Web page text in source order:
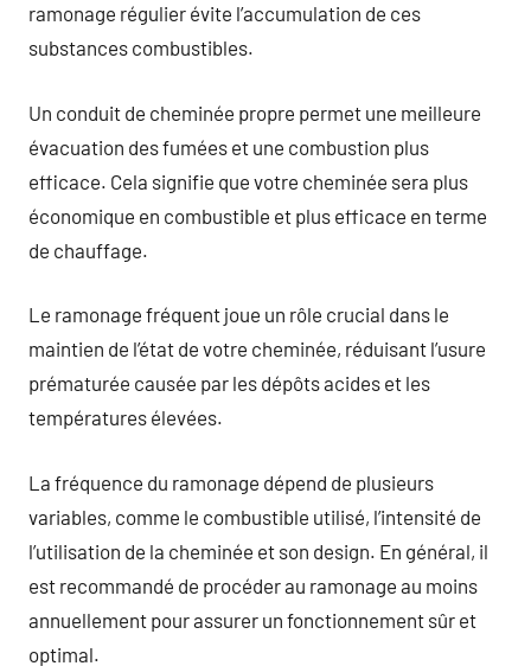
ramonage régulier évite l’accumulation de ces
substances combustibles.
Un conduit de cheminée propre permet une meilleure
évacuation des fumées et une combustion plus
efficace. Cela signifie que votre cheminée sera plus
économique en combustible et plus efficace en terme
de chauffage.
Le ramonage fréquent joue un rôle crucial dans le
maintien de l’état de votre cheminée, réduisant l’usure
prématurée causée par les dépôts acides et les
températures élevées.
La fréquence du ramonage dépend de plusieurs
variables, comme le combustible utilisé, l’intensité de
l’utilisation de la cheminée et son design. En général, il
est recommandé de procéder au ramonage au moins
annuellement pour assurer un fonctionnement sûr et
optimal.